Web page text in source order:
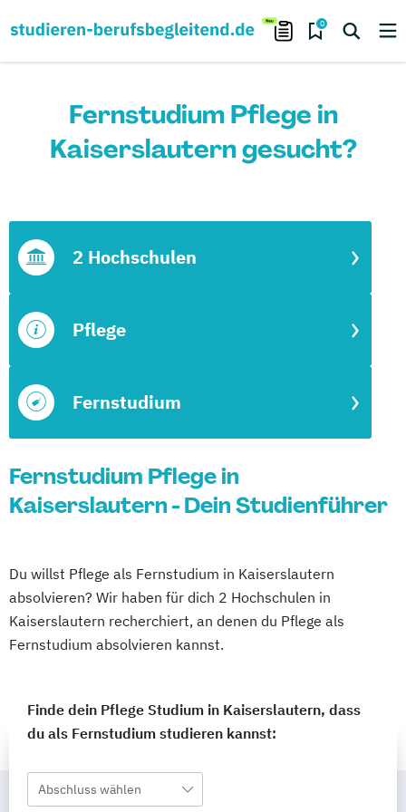
0
Fernstudium Pflege in
Kaiserslautern gesucht?
Fernstudium
Pflege
2 Hochschulen
Fernstudium Pflege in
Kaiserslautern - Dein Studienführer
Du willst Pflege als Fernstudium in Kaiserslautern
absolvieren? Wir haben für dich 2 Hochschulen in
Kaiserslautern recherchiert, an denen du Pflege als
Fernstudium absolvieren kannst.
Finde dein Pflege Studium in Kaiserslautern, dass
du als Fernstudium studieren kannst:
Abschluss wählen